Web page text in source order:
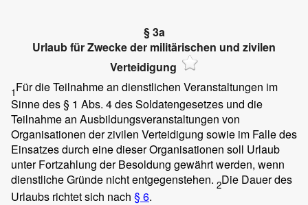
§ 3a
Urlaub für Zwecke der militärischen und zivilen
Verteidigung
1Für die Teilnahme an dienstlichen Veranstaltungen im
Sinne des § 1 Abs. 4 des Soldatengesetzes und die
Teilnahme an Ausbildungsveranstaltungen von
Organisationen der zivilen Verteidigung sowie im Falle des
Einsatzes durch eine dieser Organisationen soll Urlaub
unter Fortzahlung der Besoldung gewährt werden, wenn
dienstliche Gründe nicht entgegenstehen. 2Die Dauer des
Urlaubs richtet sich nach § 6.